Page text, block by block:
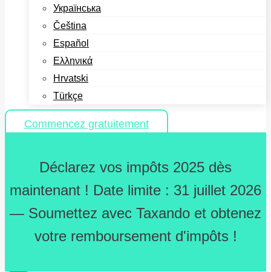
Українська
Čeština
Español
Ελληνικά
Hrvatski
Türkçe
Commencez gratuitement
Déclarez vos impôts 2025 dès
maintenant ! Date limite : 31 juillet 2026
— Soumettez avec Taxando et obtenez
votre remboursement d'impôts !